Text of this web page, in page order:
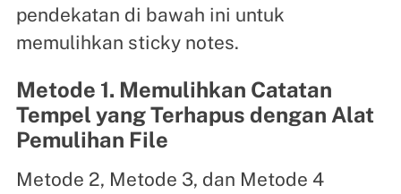
pendekatan di bawah ini untuk
memulihkan sticky notes.
Metode 1. Memulihkan Catatan
Tempel yang Terhapus dengan Alat
Pemulihan File
Metode 2, Metode 3, dan Metode 4